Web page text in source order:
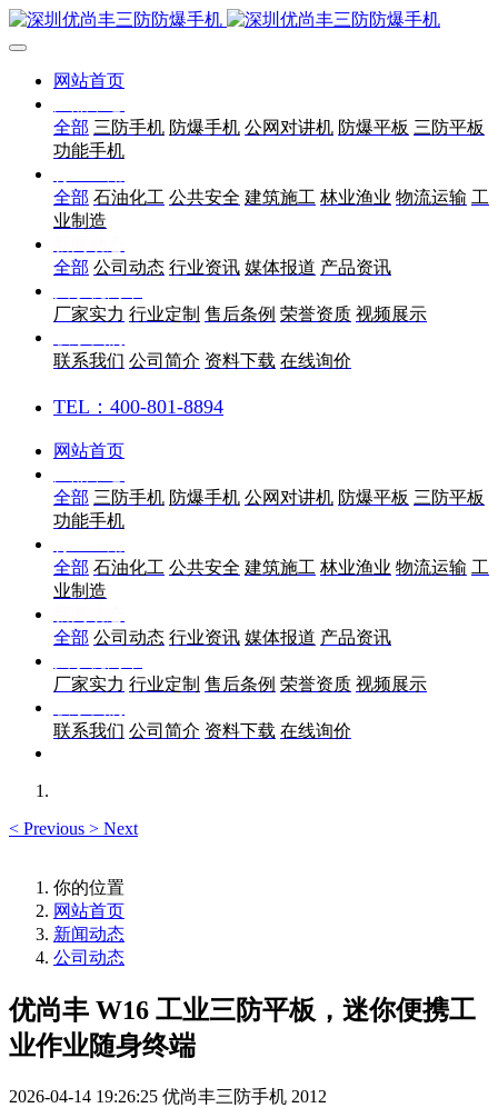
网站首页
全部 三防手机 防爆手机 公网对讲机 防爆平板 三防平板
功能手机
全部 石油化工 公共安全 建筑施工 林业渔业 物流运输 工
业制造
全部 公司动态 行业资讯 媒体报道 产品资讯
厂家实力 行业定制 售后条例 荣誉资质 视频展示
联系我们 公司简介 资料下载 在线询价
TEL：400-801-8894
网站首页
全部 三防手机 防爆手机 公网对讲机 防爆平板 三防平板
功能手机
全部 石油化工 公共安全 建筑施工 林业渔业 物流运输 工
业制造
全部 公司动态 行业资讯 媒体报道 产品资讯
厂家实力 行业定制 售后条例 荣誉资质 视频展示
联系我们 公司简介 资料下载 在线询价
< Previous > Next
你的位置
网站首页
新闻动态
公司动态
优尚丰 W16 工业三防平板，迷你便携工
业作业随身终端
2026-04-14 19:26:25 优尚丰三防手机 2012